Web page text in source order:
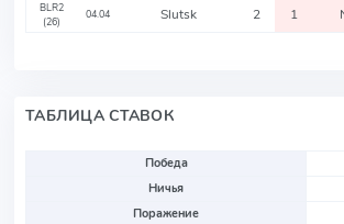
BLR2
(26)
04.04 Slutsk 2 1
ТАБЛИЦА СТАВОК
Победа
Ничья
Поражение